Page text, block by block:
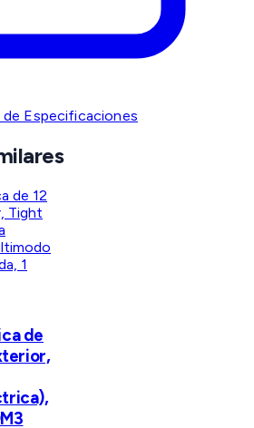
de Especificaciones
de